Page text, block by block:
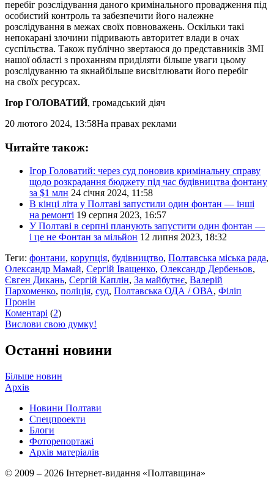
перебіг розслідування даного кримінального провадження під
особистий контроль та забезпечити його належне
розслідування в межах своїх повноважень. Оскільки такі
непокарані злочини підривають авторитет влади в очах
суспільства. Також публічно звертаюся до представників ЗМІ
нашої області з проханням приділяти більше уваги цьому
розслідуванню та якнайбільше висвітлювати його перебіг
на своїх ресурсах.
Ігор ГОЛОВАТИЙ, громадський діяч
20 лютого 2024, 13:58На правах реклами
Читайте також:
Ігор Головатий: через суд поновив кримінальну справу
щодо розкрадання бюджету під час будівництва фонтану
за $1 млн 24 січня 2024, 11:58
В кінці літа у Полтаві запустили один фонтан — інші
на ремонті 19 серпня 2023, 16:57
У Полтаві в серпні планують запустити один фонтан —
і це не Фонтан за мільйон 12 липня 2023, 18:32
Теги: фонтани, корупція, будівництво, Полтавська міська рада,
Олександр Мамай, Сергій Іващенко, Олександр Дербеньов,
Євген Дикань, Сергій Каплін, За майбутнє, Валерій
Пархоменко, поліція, суд, Полтавська ОДА / ОВА, Філіп
Пронін
Коментарі (2)
Вислови свою думку!
Останні новини
Більше новин
Архів
Новини Полтави
Спецпроекти
Блоги
Фоторепортажі
Архів матеріалів
© 2009 – 2026 Інтернет-видання «Полтавщина»